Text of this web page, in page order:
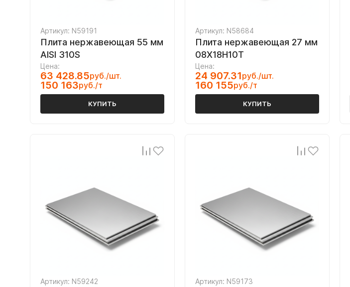
Артикул: N59191
Плита нержавеющая 55 мм
AISI 310S
Цена:
63 428.85руб./шт.
150 163руб./т
КУПИТЬ
Артикул: N58684
Плита нержавеющая 27 мм
08Х18Н10Т
Цена:
24 907.31руб./шт.
160 155руб./т
КУПИТЬ
Артикул: N59242 Артикул: N59173